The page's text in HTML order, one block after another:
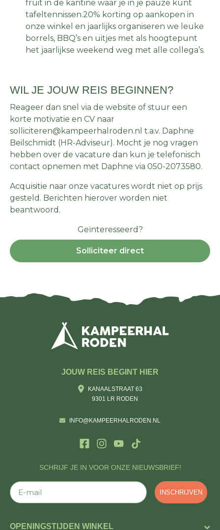
fruit in de kantine waar je in je pauze kunt
tafeltennissen.20% korting op aankopen in
onze winkel en jaarlijks organiseren we leuke
borrels, BBQ’s en uitjes met als hoogtepunt
het jaarlijkse weekend weg met alle collega’s.
WIL JE JOUW REIS BEGINNEN?
Reageer dan snel via de website of stuur een
korte motivatie en CV naar
solliciteren@kampeerhalroden.nl t.a.v. Daphne
Beilschmidt (HR-Adviseur). Mocht je nog vragen
hebben over de vacature dan kun je telefonisch
contact opnemen met Daphne via 050-2073580.
Acquisitie naar onze vacatures wordt niet op prijs
gesteld. Berichten hierover worden niet
beantwoord.
Geïnteresseerd?
Solliciteer direct
SCHRIJF JE IN VOOR ONZE NIEUWSBRIEF!
E-mail
INSCHRIJVEN
JOUW REIS BEGINT HIER
KANAALSTRAAT 63
9301 LR RODEN
INFO@KAMPEERHALRODEN.NL
OPENINGSTIJDEN WINKEL